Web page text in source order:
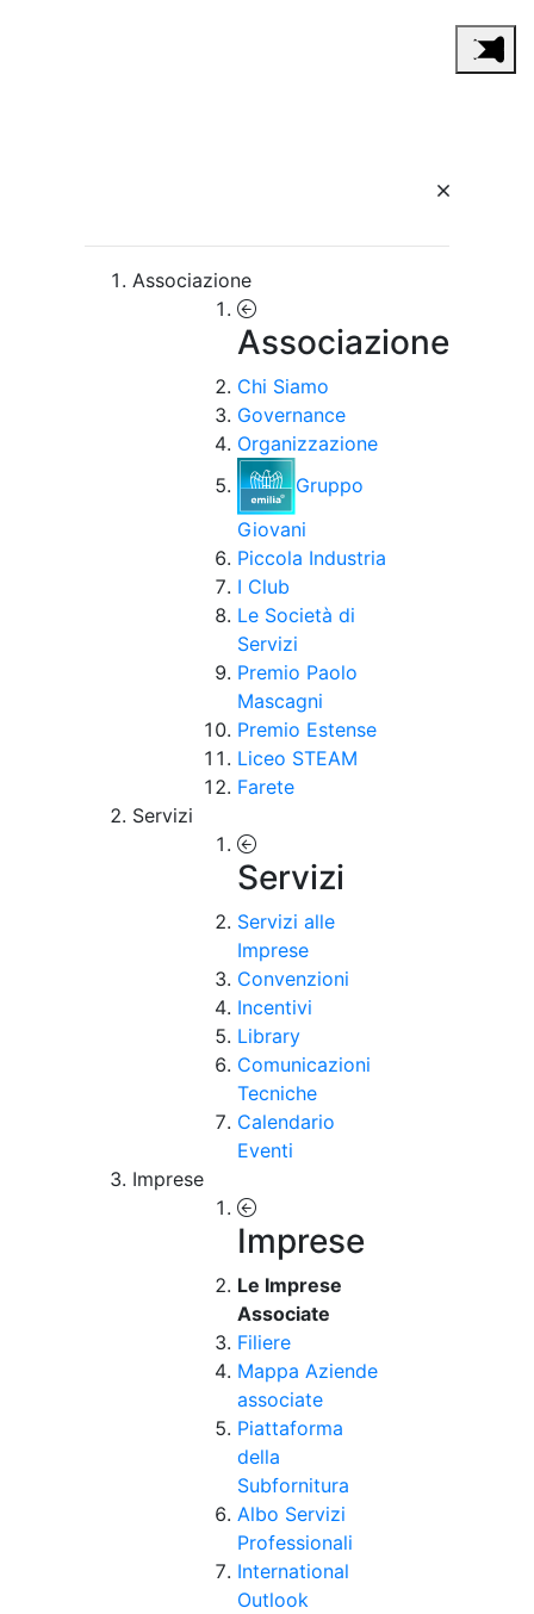
Associazione
Associazione
Chi Siamo
Governance
Organizzazione
Gruppo
Giovani
Piccola Industria
I Club
Le Società di
Servizi
Premio Paolo
Mascagni
Premio Estense
Liceo STEAM
Farete
Servizi
Servizi
Servizi alle
Imprese
Convenzioni
Incentivi
Library
Comunicazioni
Tecniche
Calendario
Eventi
Imprese
Imprese
Le Imprese
Associate
Filiere
Mappa Aziende
associate
Piattaforma
della
Subfornitura
Albo Servizi
Professionali
International
Outlook